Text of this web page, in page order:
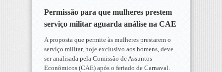
Permissão para que mulheres prestem
serviço militar aguarda análise na CAE
A proposta que permite às mulheres prestarem o
serviço militar, hoje exclusivo aos homens, deve
ser analisada pela Comissão de Assuntos
Econômicos (CAE) após o feriado de Carnaval.